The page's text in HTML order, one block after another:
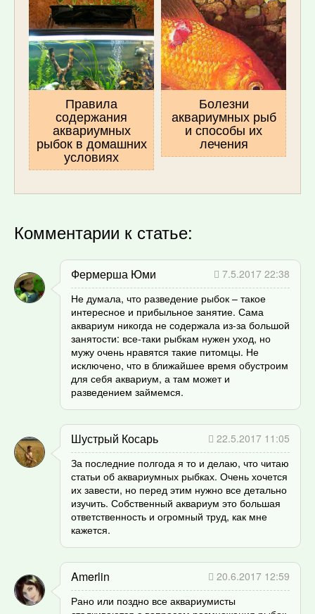
Правила
содержания
аквариумных
рыбок в домашних
условиях
Болезни
аквариумных рыб
и способы их
лечения
Комментарии к статье:
Фермерша Юми
7.5.2017 22:38
Не думала, что разведение рыбок – такое
интересное и прибыльное занятие. Сама
аквариум никогда не содержала из-за большой
занятости: все-таки рыбкам нужен уход, но
мужу очень нравятся такие питомцы. Не
исключено, что в ближайшее время обустроим
для себя аквариум, а там может и
разведением займемся.
Шустрый Косарь
22.5.2017 11:05
За последние полгода я то и делаю, что читаю
статьи об аквариумных рыбках. Очень хочется
их завести, но перед этим нужно все детально
изучить. Собственный аквариум это большая
ответственность и огромный труд, как мне
кажется.
Amerlin
20.6.2017 12:59
Рано или поздно все аквариумисты